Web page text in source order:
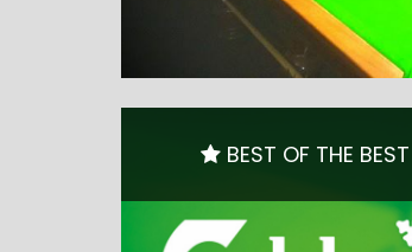
BEST OF THE